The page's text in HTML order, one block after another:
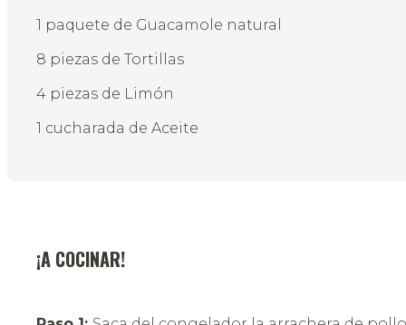
1 paquete de Guacamole natural
8 piezas de Tortillas
4 piezas de Limón
1 cucharada de Aceite
¡A COCINAR!